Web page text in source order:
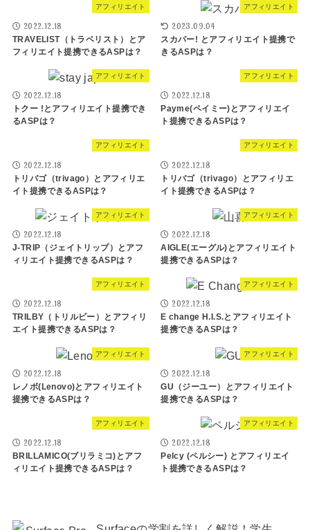
アフィリエイト
2022.12.18
TRAVELIST（トラベリスト）とア
フィリエイト提携できるASPは？
アフィリエイト
2023.09.04
スカパー! とアフィリエイト提携で
きるASPは？
アフィリエイト
2022.12.18
トクー !とアフィリエイト提携でき
るASPは？
アフィリエイト
2022.12.18
Payme(ペイミー)とアフィリエイ
ト提携できるASPは？
アフィリエイト
2022.12.18
トリバゴ（trivago）とアフィリエ
イト提携できるASPは？
アフィリエイト
2022.12.18
トリバゴ（trivago）とアフィリエ
イト提携できるASPは？
アフィリエイト
2022.12.18
J-TRIP（ジェイトリップ）とアフ
ィリエイト提携できるASPは？
アフィリエイト
2022.12.18
AIGLE(エーグル)とアフィリエイト
提携できるASPは？
アフィリエイト
2022.12.18
TRILBY（トリルビー）とアフィリ
エイト提携できるASPは？
アフィリエイト
2022.12.18
E change H.I.S.とアフィリエイト
提携できるASPは？
アフィリエイト
2022.12.18
レノボ(Lenovo)とアフィリエイト
提携できるASPは？
アフィリエイト
2022.12.18
GU（ジーユー）とアフィリエイト
提携できるASPは？
アフィリエイト
2022.12.18
BRILLAMICO(ブリラミコ)とアフ
ィリエイト提携できるASPは？
アフィリエイト
2022.12.18
Pelcy (ペルシー) とアフィリエイ
ト提携できるASPは？